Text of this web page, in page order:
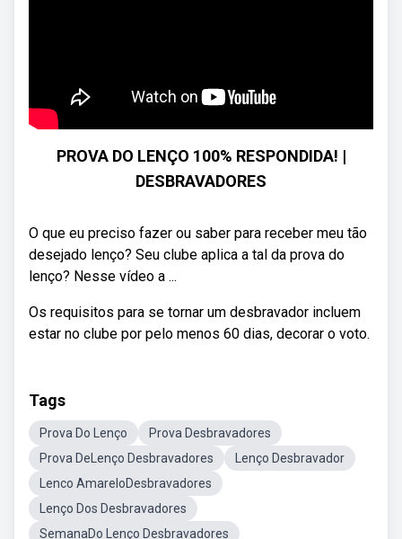
PROVA DO LENÇO 100% RESPONDIDA! |
DESBRAVADORES
O que eu preciso fazer ou saber para receber meu tão
desejado lenço? Seu clube aplica a tal da prova do
lenço? Nesse vídeo a ...
Os requisitos para se tornar um desbravador incluem
estar no clube por pelo menos 60 dias, decorar o voto.
Tags
Prova Do Lenço
Prova Desbravadores
Prova DeLenço Desbravadores
Lenço Desbravador
Lenco AmareloDesbravadores
Lenço Dos Desbravadores
SemanaDo Lenço Desbravadores